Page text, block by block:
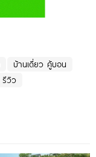
บ้านเดี่ยว คู้บอน
รีวิว